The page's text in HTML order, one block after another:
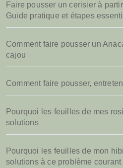
Faire pousser un cerisier à
Guide pratique et étapes
Comment faire pousser un
cajou
Comment faire pousser,
Pourquoi les feuilles de mes
solutions
Pourquoi les feuilles de mon
solutions à ce problème courant